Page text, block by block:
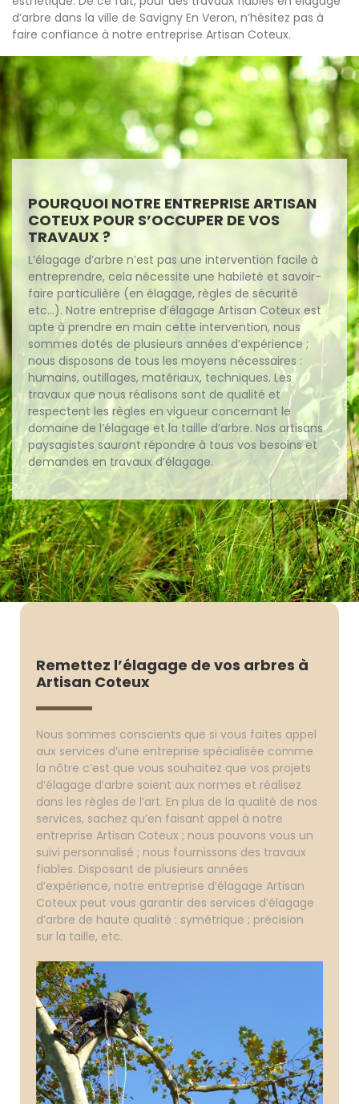
d’arbre dans la ville de Savigny En Veron, n’hésitez pas à
faire confiance à notre entreprise Artisan Coteux.
POURQUOI NOTRE ENTREPRISE ARTISAN
COTEUX POUR S’OCCUPER DE VOS
TRAVAUX ?
L’élagage d’arbre n’est pas une intervention facile à
entreprendre, cela nécessite une habileté et savoir-
faire particulière (en élagage, règles de sécurité
etc…). Notre entreprise d’élagage Artisan Coteux est
apte à prendre en main cette intervention, nous
sommes dotés de plusieurs années d’expérience ;
nous disposons de tous les moyens nécessaires :
humains, outillages, matériaux, techniques. Les
travaux que nous réalisons sont de qualité et
respectent les règles en vigueur concernant le
domaine de l’élagage et la taille d’arbre. Nos artisans
paysagistes sauront répondre à tous vos besoins et
demandes en travaux d’élagage.
Remettez l’élagage de vos arbres à
Artisan Coteux
Nous sommes conscients que si vous faites appel
aux services d’une entreprise spécialisée comme
la nôtre c’est que vous souhaitez que vos projets
d’élagage d’arbre soient aux normes et réalisez
dans les règles de l’art. En plus de la qualité de nos
services, sachez qu’en faisant appel à notre
entreprise Artisan Coteux ; nous pouvons vous un
suivi personnalisé ; nous fournissons des travaux
fiables. Disposant de plusieurs années
d’expérience, notre entreprise d’élagage Artisan
Coteux peut vous garantir des services d’élagage
d’arbre de haute qualité : symétrique ; précision
sur la taille, etc.